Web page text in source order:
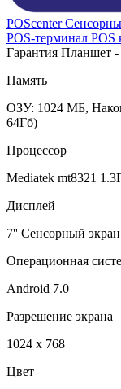
POScenter
POS-терминал POS
Гарантия Планшет -
Память
ОЗУ: 1024 МБ,
64Гб)
Процессор
Mediatek mt8321
Дисплей
7'' Сенсорный
Операционная
Android 7.0
Разрешение экрана
1024 х 768
Цвет